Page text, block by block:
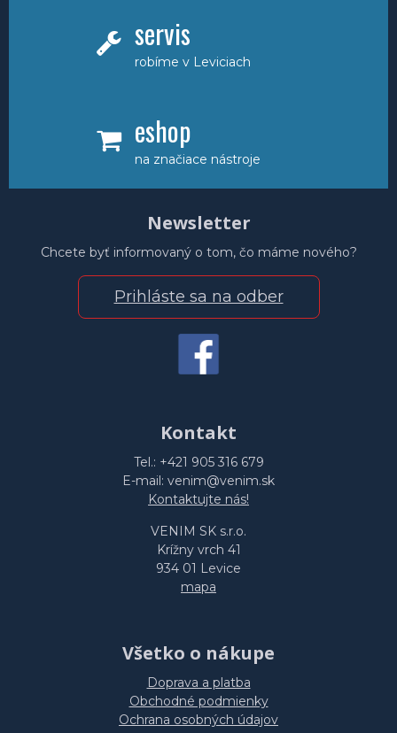
servis
robíme v Leviciach
eshop
na značiace nástroje
Newsletter
Chcete byť informovaný o tom, čo máme nového?
Prihláste sa na odber
Kontakt
Tel.: +421 905 316 679
E-mail: venim@venim.sk
Kontaktujte nás!
VENIM SK s.r.o.
Krížny vrch 41
934 01 Levice
mapa
Všetko o nákupe
Doprava a platba
Obchodné podmienky
Ochrana osobných údajov